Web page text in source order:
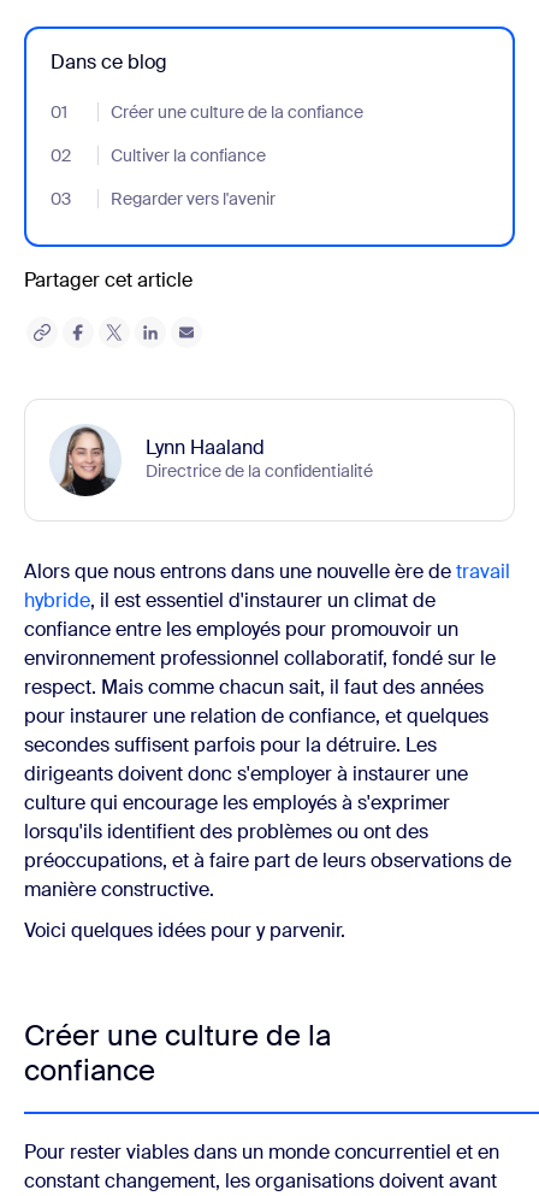
Dans ce blog
01 Créer une culture de la confiance
- Jumplink to Créer une culture de la confiance
02
Cultiver la confiance
- Jumplink to Cultiver la confiance
03
Regarder vers l'avenir
- Jumplink to Regarder vers l'avenir
Partager cet article
Lynn Haaland
Directrice de la confidentialité
Alors que nous entrons dans une nouvelle ère detravail
hybride, il est essentiel d'instaurer un climat de
confiance entre les employés pour promouvoir un
environnement professionnel collaboratif, fondé sur le
respect. Mais comme chacun sait, il faut des années
pour instaurer une relation de confiance, et quelques
secondes suffisent parfois pour la détruire. Les
dirigeants doivent donc s'employer à instaurer une
culture qui encourage les employés à s'exprimer
lorsqu'ils identifient des problèmes ou ont des
préoccupations, et à faire part de leurs observations de
manière constructive.
Voici quelques idées pour y parvenir.
Créer une culture de la
confiance
Pour rester viables dans un monde concurrentiel et en
constant changement, les organisations doivent avant